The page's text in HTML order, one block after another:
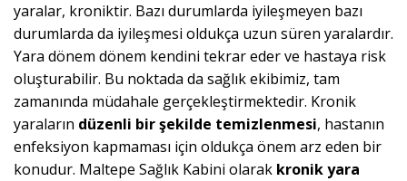
yaralar, kroniktir. Bazı durumlarda iyileşmeyen bazı
durumlarda da iyileşmesi oldukça uzun süren yaralardır.
Yara dönem dönem kendini tekrar eder ve hastaya risk
oluşturabilir. Bu noktada da sağlık ekibimiz, tam
zamanında müdahale gerçekleştirmektedir. Kronik
yaraların düzenli bir şekilde temizlenmesi, hastanın
enfeksiyon kapmaması için oldukça önem arz eden bir
konudur. Maltepe Sağlık Kabini olarak kronik yara